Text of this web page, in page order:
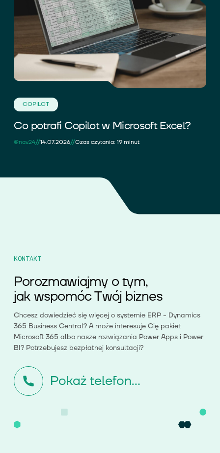
COPILOT
Co potrafi Copilot w Microsoft Excel?
@nav24//14.07.2026//Czas czytania: 19 minut
KONTAKT
Porozmawiajmy o tym,
jak wspomóc Twój biznes
Chcesz dowiedzieć się więcej o systemie ERP - Dynamics
365 Business Central? A może interesuje Cię pakiet
Microsoft 365 albo nasze rozwiązania Power Apps i Power
BI? Potrzebujesz bezpłatnej konsultacji?
Pokaż telefon...